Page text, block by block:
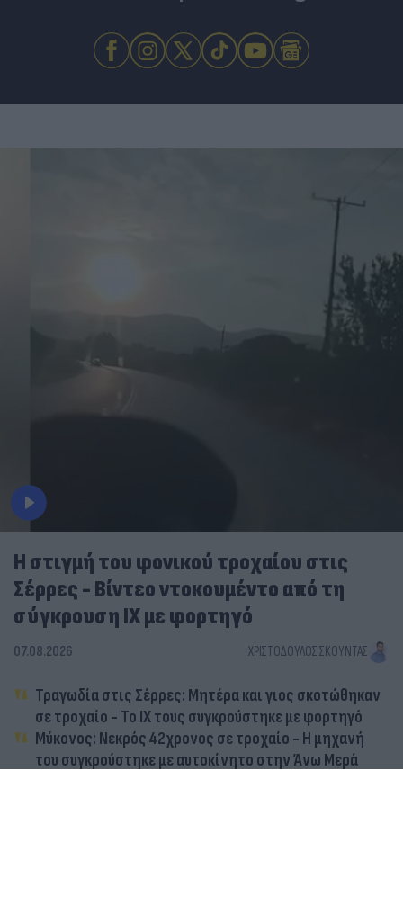
Η στιγμή του φονικού τροχαίου στις
Σέρρες - Βίντεο ντοκουμέντο από τη
σύγκρουση ΙΧ με φορτηγό
07.08.2026 ΧΡΙΣΤΌΔΟΥΛΟΣ ΣΚΟΎΝΤΑΣ
Τραγωδία στις Σέρρες: Μητέρα και γιος σκοτώθηκαν
σε τροχαίο - Το ΙΧ τους συγκρούστηκε με φορτηγό
Μύκονος: Νεκρός 42χρονος σε τροχαίο - Η μηχανή
του συγκρούστηκε με αυτοκίνητο στην Άνω Μερά